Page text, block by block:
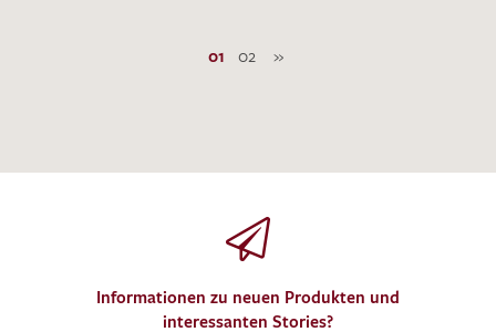
01 02 »
Informationen zu neuen Produkten und
interessanten Stories?